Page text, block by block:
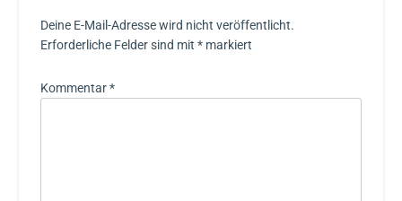
Deine E-Mail-Adresse wird nicht veröffentlicht.
Erforderliche Felder sind mit * markiert
Kommentar*